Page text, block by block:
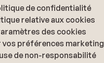
de confidentialité
relative aux cookies
des cookies
vos préférences marketing
de non-responsabilité